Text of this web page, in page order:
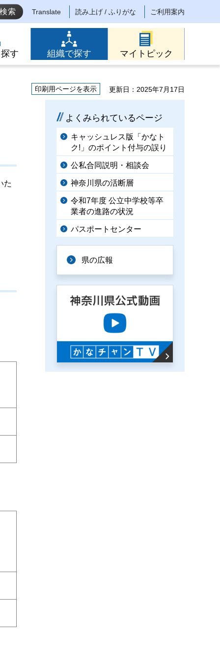
Translate 読み上げ / ふりがな ご利用案内
す 組織で探す マイトピック
印刷用ページを表示 更新日：2025年7月17日
た
よくみられているページ
キャッシュレス版「かなト
ク!」のポイント付与の誤り
公私合同説明・相談会
神奈川県の活断層
令和7年度 公立中学校等卒
業者の進路の状況
パスポートセンター
県の広報